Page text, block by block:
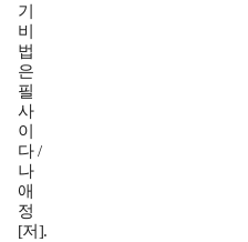
기
비
법
은
필
사
이
다 /
나
애
정
[저].